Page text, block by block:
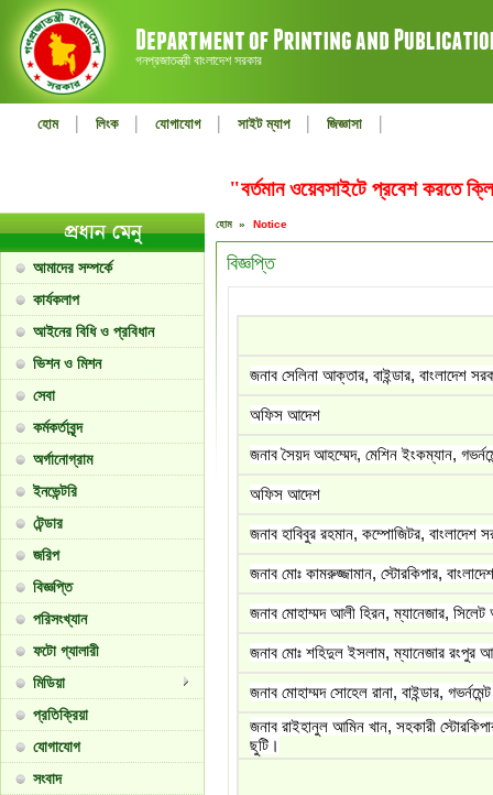
গনপ্রজাতন্ত্রী বাংলাদেশ সরকার
হোম | লিংক | যোগাযোগ | সাইট ম্যাপ | জিজ্ঞাসা |
"বর্তমান ওয়েবসাইটে প্রবেশ
আমাদের সম্পর্কে
কার্যকলাপ
আইনের বিধি ও প্রবিধান
ভিশন ও মিশন
সেবা
কর্মকর্তাবৃন্দ
অর্গানোগ্রাম
ইনভেন্টরি
টেন্ডার
জরিপ
বিজ্ঞপ্তি
পরিসংখ্যান
ফটো গ্যালারী
মিডিয়া
প্রতিক্রিয়া
যোগাযোগ
সংবাদ
হোম » Notice
বিজ্ঞপ্তি
জনাব সেলিনা আক্তার, বাইন্ডার, বাংলাদেশ
অফিস আদেশ
জনাব সৈয়দ আহম্মেদ, মেশিন ইংকম্যান,
অফিস আদেশ
জনাব হাবিবুর রহমান, কম্পোজিটর, বাংলাদেশ
জনাব মোঃ কামরুজ্জামান, স্টোরকিপার,
জনাব মোহাম্মদ আলী হিরন, ম্যানেজার,
জনাব মোঃ শহিদুল ইসলাম, ম্যানেজার
জনাব মোহাম্মদ সোহেল রানা, বাইন্ডার,
জনাব রাইহানুল আমিন খান, সহকারী
ছুটি।